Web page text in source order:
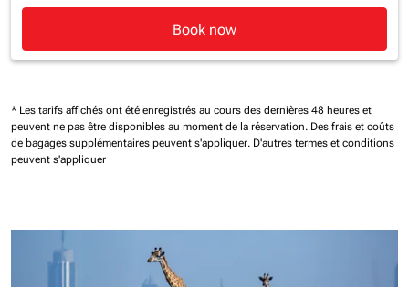
Book now
* Les tarifs affichés ont été enregistrés au cours des dernières 48 heures et
peuvent ne pas être disponibles au moment de la réservation. Des frais et coûts
de bagages supplémentaires peuvent s'appliquer. D'autres termes et conditions
peuvent s'appliquer